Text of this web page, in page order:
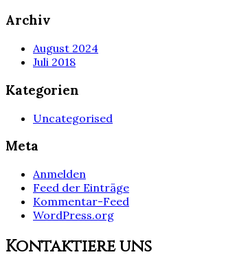
Archiv
August 2024
Juli 2018
Kategorien
Uncategorised
Meta
Anmelden
Feed der Einträge
Kommentar-Feed
WordPress.org
Kontaktiere uns